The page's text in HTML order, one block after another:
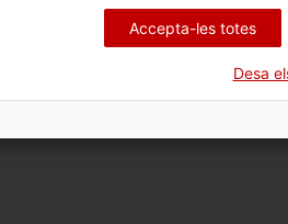
Accepta-les totes
Desa